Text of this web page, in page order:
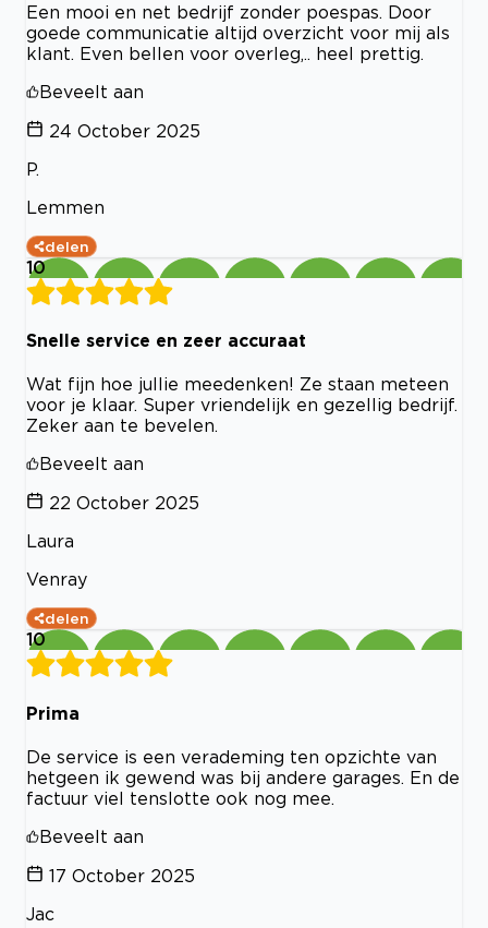
Een mooi en net bedrijf zonder poespas. Door
goede communicatie altijd overzicht voor mij als
klant. Even bellen voor overleg,.. heel prettig.
Beveelt aan
24 October 2025
P.
Lemmen
delen
10
Snelle service en zeer accuraat
Wat fijn hoe jullie meedenken! Ze staan meteen
voor je klaar. Super vriendelijk en gezellig bedrijf.
Zeker aan te bevelen.
Beveelt aan
22 October 2025
Laura
Venray
delen
10
Prima
De service is een verademing ten opzichte van
hetgeen ik gewend was bij andere garages. En de
factuur viel tenslotte ook nog mee.
Beveelt aan
17 October 2025
Jac